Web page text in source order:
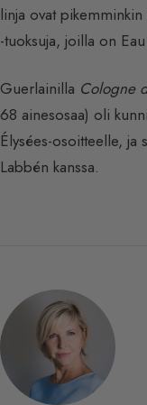
linja ovat
-tuoksuja, joilla on
Guerlainilla Cologne
68 ainesosaa) oli
Élysées-osoitteelle, ja
Labbén kanssa.